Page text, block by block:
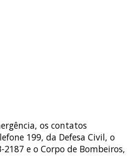
os contatos
199, da Defesa Civil, o
2187 e o Corpo de Bombeiros,